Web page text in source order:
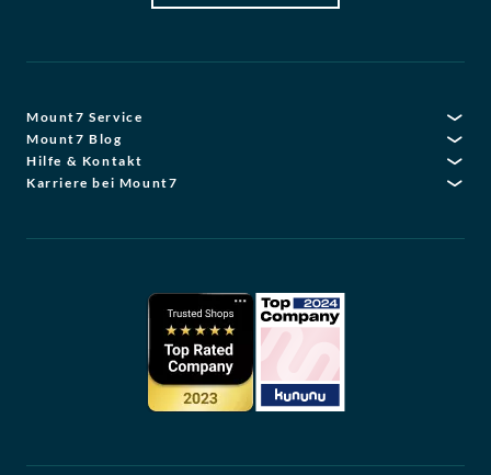
Mount7 Service
Mount7 Blog
Hilfe & Kontakt
Karriere bei Mount7